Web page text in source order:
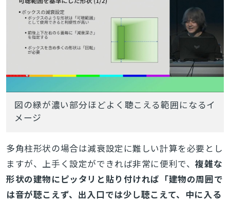
図の緑が濃い部分ほどよく聴こえる範囲になるイ
メージ
多角柱形状の場合は減衰設定に難しい計算を必要とし
ますが、上手く設定ができれば非常に便利で、複雑な
形状の建物にピッタリと貼り付ければ「建物の周囲で
は音が聴こえず、出入口では少し聴こえて、中に入る
とじる